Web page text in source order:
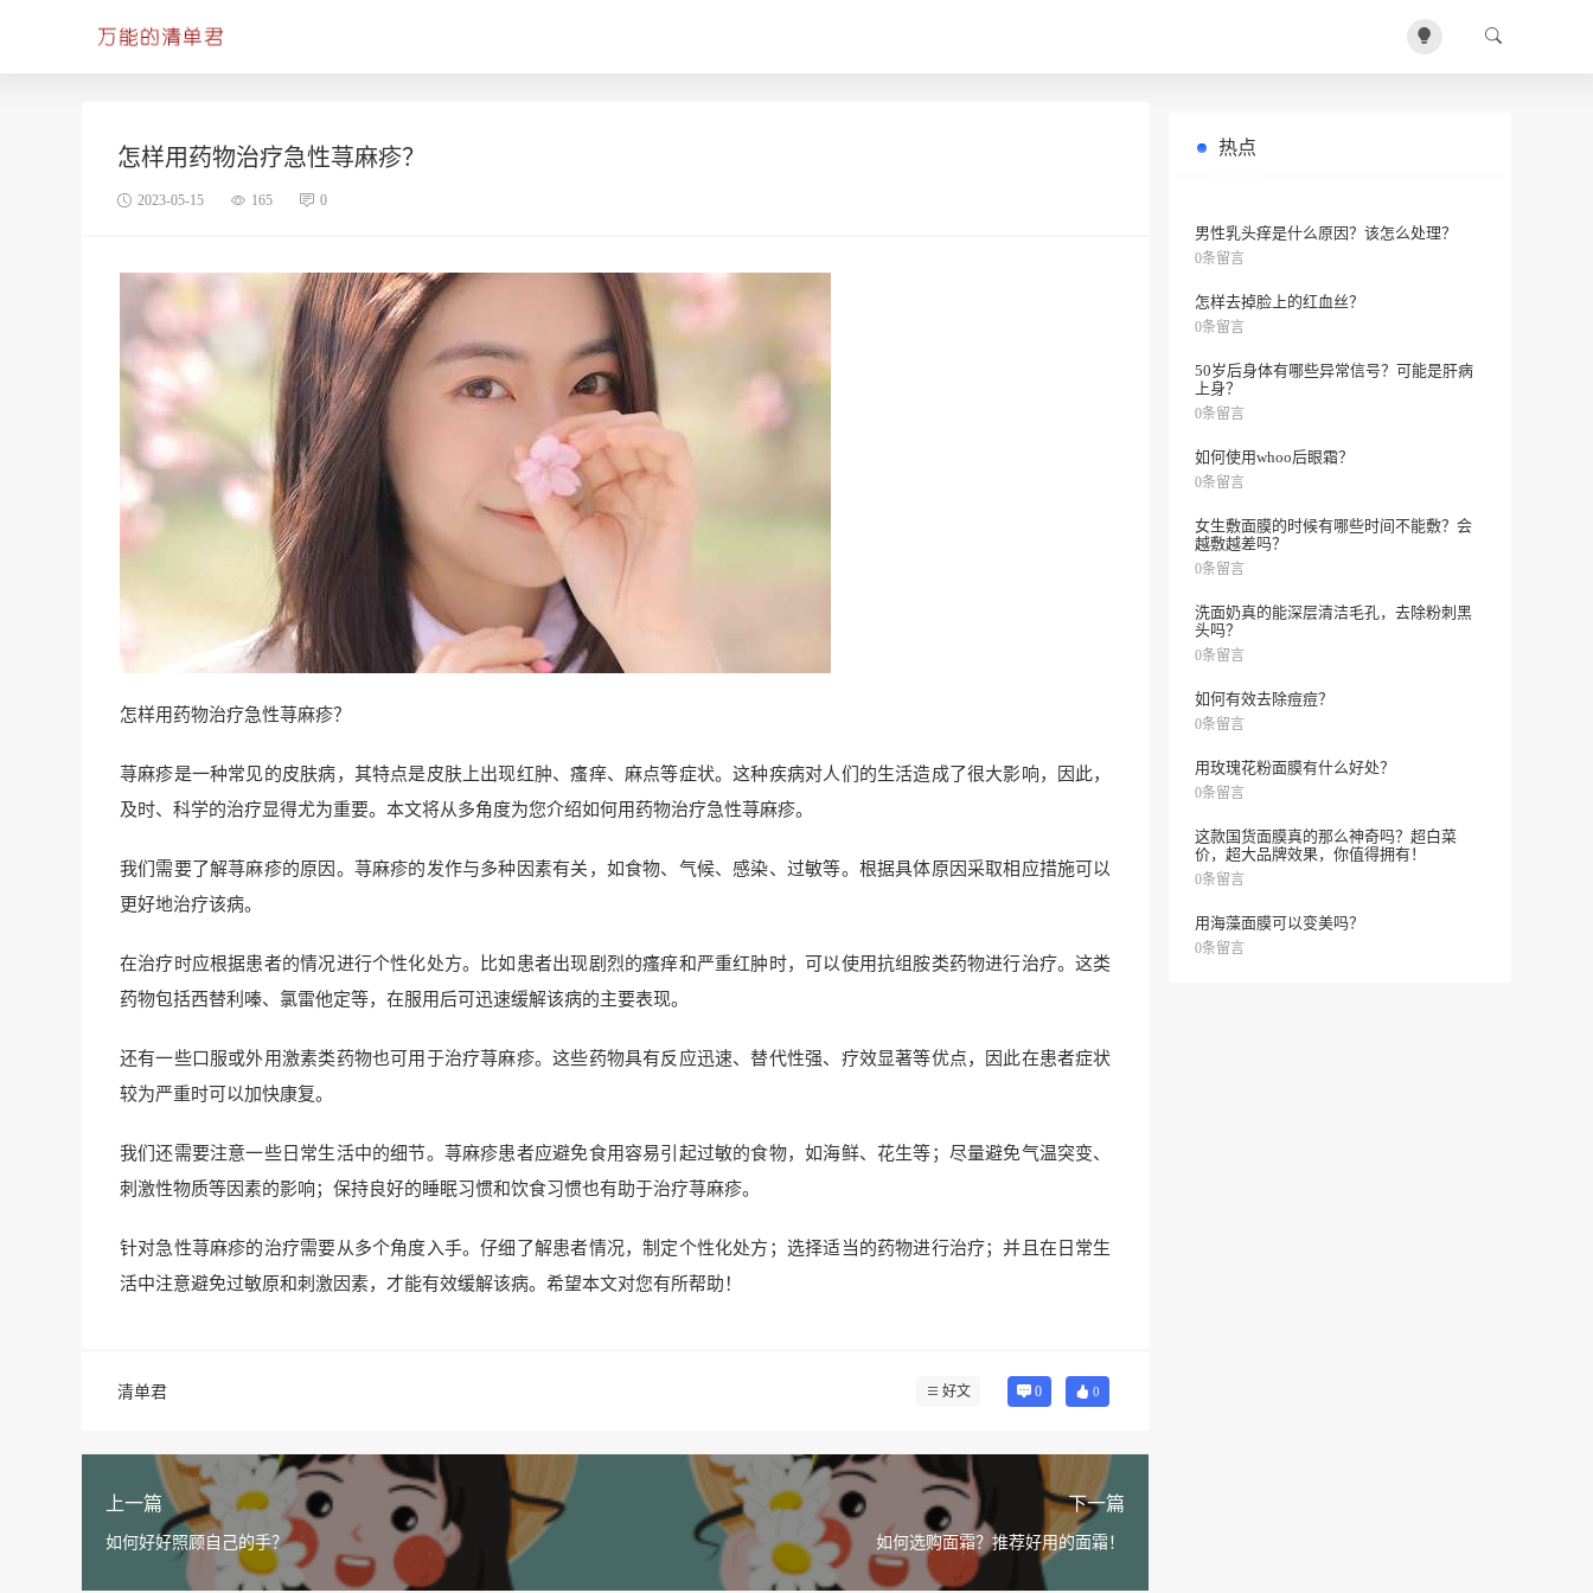
怎样用药物治疗急性荨麻疹？
2023-05-15 165 0
怎样用药物治疗急性荨麻疹？
荨麻疹是一种常见的皮肤病，其特点是皮肤上出现红肿、瘙痒、麻点等症状。这种疾病对人们的生活造成了很大影响，因此，
及时、科学的治疗显得尤为重要。本文将从多角度为您介绍如何用药物治疗急性荨麻疹。
我们需要了解荨麻疹的原因。荨麻疹的发作与多种因素有关，如食物、气候、感染、过敏等。根据具体原因采取相应措施可以
更好地治疗该病。
在治疗时应根据患者的情况进行个性化处方。比如患者出现剧烈的瘙痒和严重红肿时，可以使用抗组胺类药物进行治疗。这类
药物包括西替利嗪、氯雷他定等，在服用后可迅速缓解该病的主要表现。
还有一些口服或外用激素类药物也可用于治疗荨麻疹。这些药物具有反应迅速、替代性强、疗效显著等优点，因此在患者症状
较为严重时可以加快康复。
我们还需要注意一些日常生活中的细节。荨麻疹患者应避免食用容易引起过敏的食物，如海鲜、花生等；尽量避免气温突变、
刺激性物质等因素的影响；保持良好的睡眠习惯和饮食习惯也有助于治疗荨麻疹。
针对急性荨麻疹的治疗需要从多个角度入手。仔细了解患者情况，制定个性化处方；选择适当的药物进行治疗；并且在日常生
活中注意避免过敏原和刺激因素，才能有效缓解该病。希望本文对您有所帮助！
清单君 好文 0 0
上一篇
如何好好照顾自己的手？
下一篇
如何选购面霜？推荐好用的面霜！
热点
男性乳头痒是什么原因？该怎么处理？
0条留言
怎样去掉脸上的红血丝？
0条留言
50岁后身体有哪些异常信号？可能是肝病
上身？
0条留言
如何使用whoo后眼霜？
0条留言
女生敷面膜的时候有哪些时间不能敷？会
越敷越差吗？
0条留言
洗面奶真的能深层清洁毛孔，去除粉刺黑
头吗？
0条留言
如何有效去除痘痘？
0条留言
用玫瑰花粉面膜有什么好处？
0条留言
这款国货面膜真的那么神奇吗？超白菜
价，超大品牌效果，你值得拥有！
0条留言
用海藻面膜可以变美吗？
0条留言